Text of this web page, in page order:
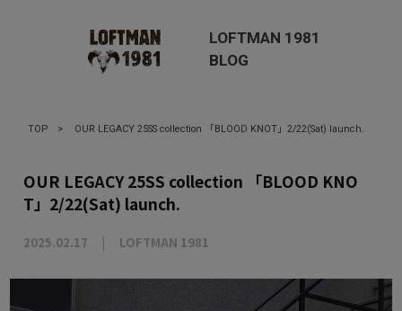
LOFTMAN 1981
BLOG
TOP > OUR LEGACY 25SS collection 「BLOOD KNOT」2/22(Sat) launch.
OUR LEGACY 25SS collection 「BLOOD KNO
T」2/22(Sat) launch.
2025.02.17 LOFTMAN 1981